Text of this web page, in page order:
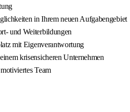
in Ihrem neuen Aufgabengebiet
und Weiterbildungen
mit Eigenverantwortung
krisensicheren Unternehmen
Team